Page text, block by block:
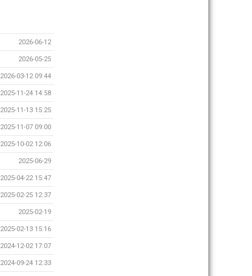
2026-06-12
2026-05-25
2026-03-12 09:44
2025-11-24 14:58
2025-11-13 15:25
2025-11-07 09:00
2025-10-02 12:06
2025-06-29
2025-04-22 15:47
2025-02-25 12:37
2025-02-19
2025-02-13 15:16
2024-12-02 17:07
2024-09-24 12:33